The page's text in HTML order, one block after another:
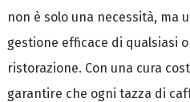
non è solo una necessità, ma
gestione efficace di qualsiasi
ristorazione. Con una cura
garantire che ogni tazza di